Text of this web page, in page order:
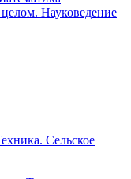
Науковедение
Сельское